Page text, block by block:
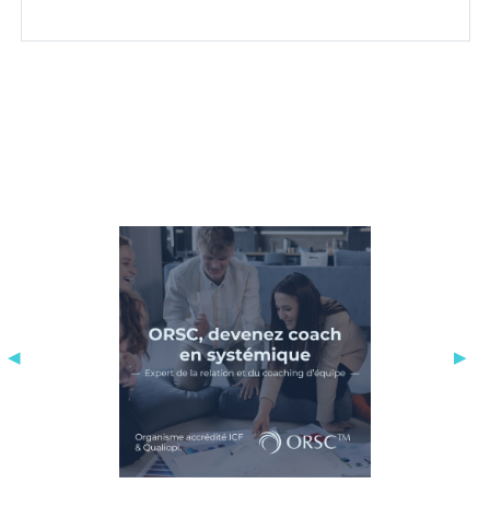
animer des sessions de formation et de
dirigeants, j’accompagne les individus
et les équipes à :
- Adopter progressivement de
nouveaux comportements et pratiques
de travail,
- Évoluer en période de transition,
- Développer leurs talents et accélérer
leur efficacité,
- Travailler plus intelligemment et